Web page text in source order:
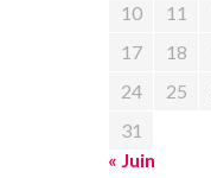
10
11
17
18
24
25
31
« Juin